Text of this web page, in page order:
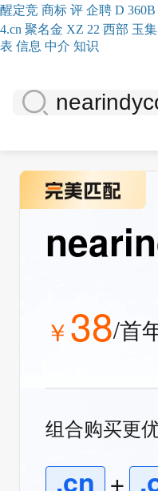
醒定竞 商标 评 企聘 D 360B
4.cn 聚名金 XZ 22 西部 玉集
表 信息 中介 知识